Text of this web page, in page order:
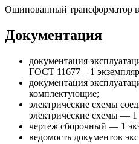
Ошинованный трансформатор
Документация
документация
ГОСТ 11677 – 1
документация
комплектующие;
электрические схемы
электрические схемы — 1
чертеж сборочный — 1
ведомость документов